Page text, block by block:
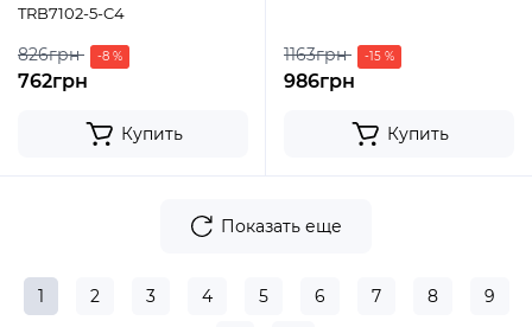
TRB7102-5-C4
826грн -8 %
762грн
Купить
1163грн -15 %
986грн
Купить
Показать еще
1 2 3 4 5 6 7 8 9